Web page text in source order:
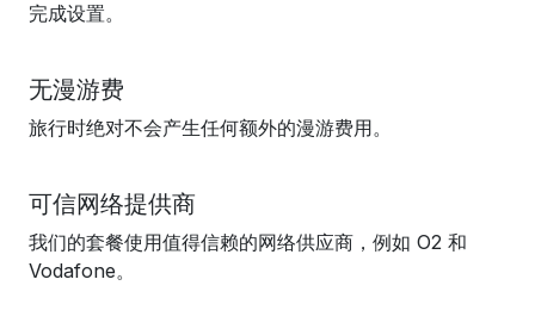
完成设置。
无漫游费
旅行时绝对不会产生任何额外的漫游费用。
可信网络提供商
我们的套餐使用值得信赖的网络供应商，例如 O2 和
Vodafone。